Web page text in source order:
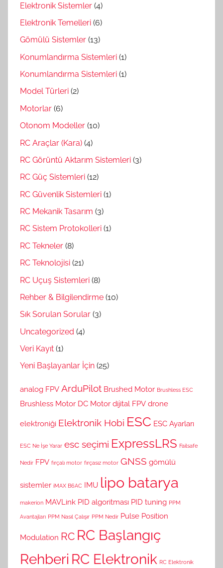
Elektronik Sistemler (4)
Elektronik Temelleri (6)
Gömülü Sistemler (13)
Konumlandırma Sistemleri (1)
Konumlandırma Sistemleri (1)
Model Türleri (2)
Motorlar (6)
Otonom Modeller (10)
RC Araçlar (Kara) (4)
RC Görüntü Aktarım Sistemleri (3)
RC Güç Sistemleri (12)
RC Güvenlik Sistemleri (1)
RC Mekanik Tasarım (3)
RC Sistem Protokolleri (1)
RC Tekneler (8)
RC Teknolojisi (21)
RC Uçuş Sistemleri (8)
Rehber & Bilgilendirme (10)
Sık Sorulan Sorular (3)
Uncategorized (4)
Veri Kayıt (1)
Yeni Başlayanlar İçin (25)
analog FPV ArduPilot Brushed Motor Brushless ESC
Brushless Motor DC Motor dijital FPV drone
elektroniği Elektronik Hobi ESC ESC Ayarları
ESC Ne İşe Yarar esc seçimi ExpressLRS Failsafe
Nedir FPV fırçalı motor fırçasız motor GNSS gömülü
sistemler iMAX B6AC IMU lipo batarya
makerion MAVLink PID algoritması PID tuning PPM
Avantajları PPM Nasıl Çalışır PPM Nedir Pulse Position
Modulation RC RC Başlangıç
Rehberi RC Elektronik RC Elektronik